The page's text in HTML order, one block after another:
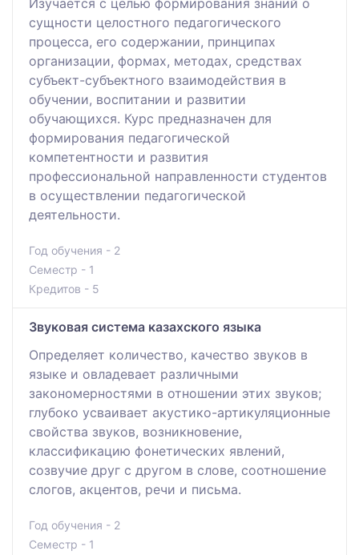
сущности целостного педагогического
процесса, его содержании, принципах
организации, формах, методах, средствах
субъект-субъектного взаимодействия в
обучении, воспитании и развитии
обучающихся. Курс предназначен для
формирования педагогической
компетентности и развития
профессиональной направленности студентов
в осуществлении педагогической
деятельности.
Год обучения - 2
Семестр - 1
Кредитов - 5
Звуковая система казахского языка
Определяет количество, качество звуков в
языке и овладевает различными
закономерностями в отношении этих звуков;
глубоко усваивает акустико-артикуляционные
свойства звуков, возникновение,
классификацию фонетических явлений,
созвучие друг с другом в слове, соотношение
слогов, акцентов, речи и письма.
Год обучения - 2
Семестр - 1